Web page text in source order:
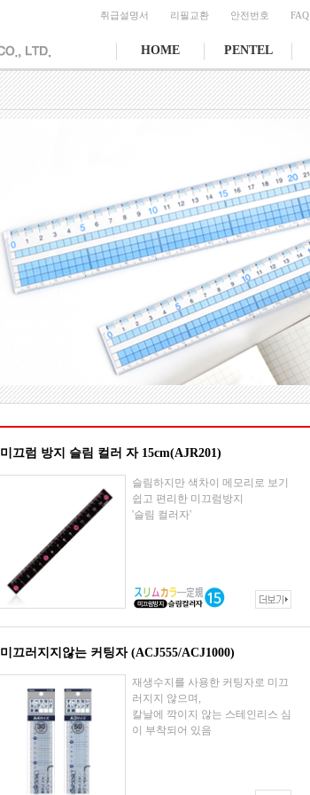
취급설명서 리필교환 안전번호 FAQ
HOME PENTEL
미끄럼 방지 슬림 컬러 자 15cm(AJR201)
슬림하지만 색차이 메모리로 보기
쉽고 편리한 미끄럼방지
'슬림 컬러자'
미끄러지지않는 커팅자 (ACJ555/ACJ1000)
재생수지를 사용한 커팅자로 미끄
러지지 않으며,
칼날에 깍이지 않는 스테인리스 심
이 부착되어 있음